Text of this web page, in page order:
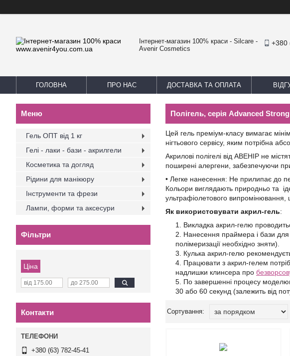
Інтернет-магазин 100% краси - Silcare -
Avenir Cosmetics
+380
ГОЛОВНА ПРО НАС ДОСТАВКА ТА ОПЛАТА
Полігель, серія Advanced Strong
Цей гель преміум-класу вимагає
нігтьового сервісу, яким потрібна
Акрилові полігелі від АВЕНІР не
поширені алергени, забезпечуючи
• Легке нанесення: Не прилипає до
Кольори виглядають природньо та
ультрафіолетового випромінювання,
Як використовувати акрил-гель:
Викладка акрил-гелю
Нанесення праймера і бази
полімеризації необхідно зняти).
Кулька акрил-гелю
Працювати з акрил-гелем
надлишки клинсера про
По завершенні процесу
30 або 60 секунд (залежить від
Гель ОПТ від 1 кг
Гелі - лаки - бази - акрилгели
Косметика та догляд
Рідини для манікюру
Інструменти та фрези
Лампи, форми та аксесури
Фільтри
Ціна
Контакти
+380 (63) 782-45-41